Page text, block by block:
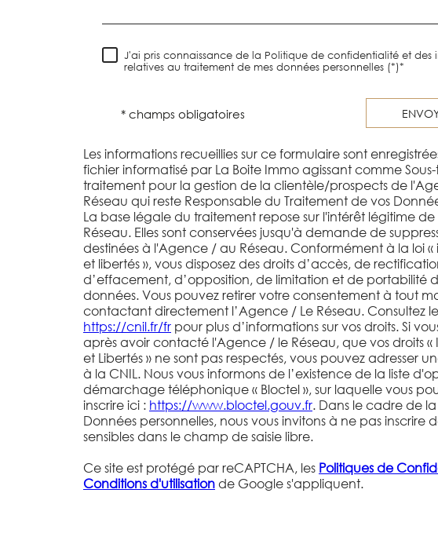
J'ai pris connaissance de la Politique de confidentialité et des
relatives au traitement de mes données personnelles (*)*
* champs obligatoires
Les informations recueillies sur ce formulaire sont
fichier informatisé par La Boite Immo agissant comme
traitement pour la gestion de la clientèle/prospects de
Réseau qui reste Responsable du Traitement de vos
La base légale du traitement repose sur l'intérêt légitime
Réseau. Elles sont conservées jusqu'à demande de
destinées à l'Agence / au Réseau. Conformément à la loi
et libertés », vous disposez des droits d’accès, de
d’effacement, d’opposition, de limitation et de portabilité
données. Vous pouvez retirer votre consentement à tout
contactant directement l’Agence / Le Réseau. Consultez
https://cnil.fr/fr pour plus d’informations sur vos droits. Si
après avoir contacté l'Agence / le Réseau, que vos droits
et Libertés » ne sont pas respectés, vous pouvez adresser
à la CNIL. Nous vous informons de l’existence de la liste
démarchage téléphonique « Bloctel », sur laquelle vous
inscrire ici : https://www.bloctel.gouv.fr. Dans le cadre de
Données personnelles, nous vous invitons à ne pas inscrire
sensibles dans le champ de saisie libre.
Ce site est protégé par reCAPTCHA, les Politiques de
Conditions d'utilisation de Google s'appliquent.